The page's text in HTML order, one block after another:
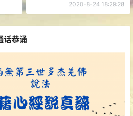
2020-8-24 18:29:28
话恭诵